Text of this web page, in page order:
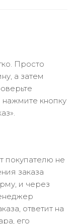
Просто
а затем
нажмите кнопку
покупателю не
заказа
и через
ответит на
его